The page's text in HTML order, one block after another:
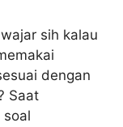
sih kalau
dengan
Saat
soal